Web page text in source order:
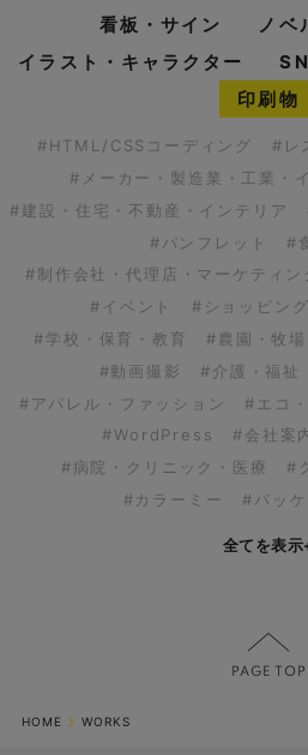
看板・サイン
ノベ
イラスト・キャラクター
印刷物
#HTML/CSSコーディング
#レ
#メーカー・製造業・工業・
#建設・住宅・不動産・インテリア
#パンフレット
#
#制作会社・代理店・マーケティン
#イベント
#ショッピン
#学校・保育・教育
#農園・牧
#動画撮影
#介護・福祉
#アパレル・ファッション
#エコ
#WordPress
#会社案
#病院・クリニック・医療
#
#カラーミー
#パッ
全てを表示
HOME WORKS